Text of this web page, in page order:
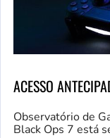
ACESSO
Observatório de
Black Ops 7 está